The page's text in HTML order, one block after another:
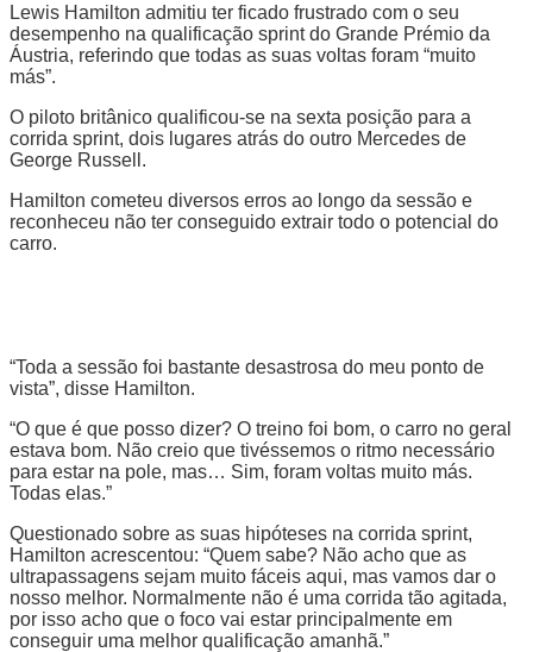
Lewis Hamilton admitiu ter ficado frustrado com o seu
desempenho na qualificação sprint do Grande Prémio da
Áustria, referindo que todas as suas voltas foram “muito
más”.
O piloto britânico qualificou-se na sexta posição para a
corrida sprint, dois lugares atrás do outro Mercedes de
George Russell.
Hamilton cometeu diversos erros ao longo da sessão e
reconheceu não ter conseguido extrair todo o potencial do
carro.
“Toda a sessão foi bastante desastrosa do meu ponto de
vista”, disse Hamilton.
“O que é que posso dizer? O treino foi bom, o carro no geral
estava bom. Não creio que tivéssemos o ritmo necessário
para estar na pole, mas… Sim, foram voltas muito más.
Todas elas.”
Questionado sobre as suas hipóteses na corrida sprint,
Hamilton acrescentou: “Quem sabe? Não acho que as
ultrapassagens sejam muito fáceis aqui, mas vamos dar o
nosso melhor. Normalmente não é uma corrida tão agitada,
por isso acho que o foco vai estar principalmente em
conseguir uma melhor qualificação amanhã.”